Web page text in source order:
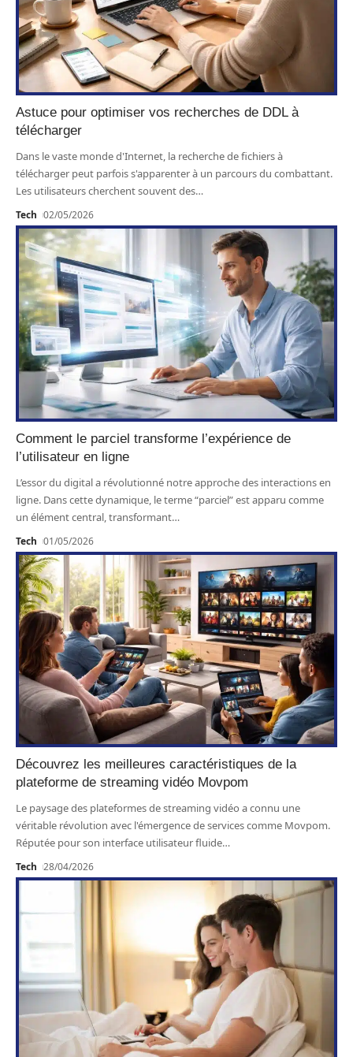
Astuce pour optimiser vos recherches de DDL à
télécharger
Dans le vaste monde d'Internet, la recherche de fichiers à
télécharger peut parfois s'apparenter à un parcours du combattant.
Les utilisateurs cherchent souvent des…
Tech 02/05/2026
Comment le parciel transforme l’expérience de
l’utilisateur en ligne
L’essor du digital a révolutionné notre approche des interactions en
ligne. Dans cette dynamique, le terme “parciel” est apparu comme
un élément central, transformant…
Tech 01/05/2026
Découvrez les meilleures caractéristiques de la
plateforme de streaming vidéo Movpom
Le paysage des plateformes de streaming vidéo a connu une
véritable révolution avec l'émergence de services comme Movpom.
Réputée pour son interface utilisateur fluide…
Tech 28/04/2026